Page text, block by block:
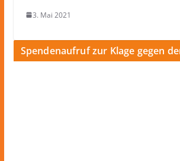
3. Mai 2021
Spendenaufruf zur Klage gegen